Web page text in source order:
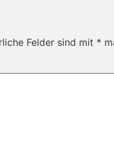
Felder sind mit *